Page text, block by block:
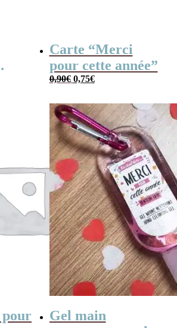
Carte “Merci
pour cette année”
0,90€ Le
prix
0,90€.
0,75€Le
prix
0,75€.
Gel main